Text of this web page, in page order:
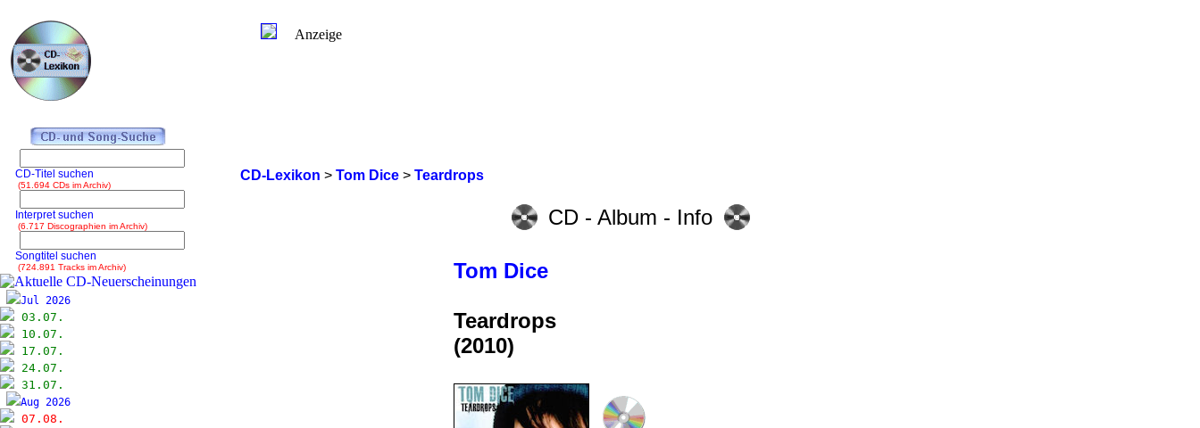
CD-Lexikon > Tom Dice> Teardrops
CD - Album - Info
Tom Dice
Teardrops
(2010)
Anzeige
CD-Titel suchen
(51.694 CDs im Archiv)
Interpret suchen
(6.717 Discographien im Archiv)
Songtitel suchen
(724.891 Tracks im Archiv)
Jul 2026
03.07.
10.07.
17.07.
24.07.
31.07.
Aug 2026
07.08.